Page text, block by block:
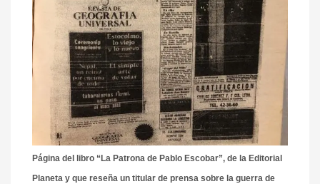
Página del libro “La Patrona de Pablo Escobar”, de la Editorial
Planeta y que reseña un titular de prensa sobre la guerra de